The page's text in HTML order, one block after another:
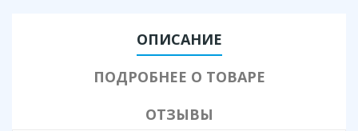
ОПИСАНИЕ
ПОДРОБНЕЕ О ТОВАРЕ
ОТЗЫВЫ